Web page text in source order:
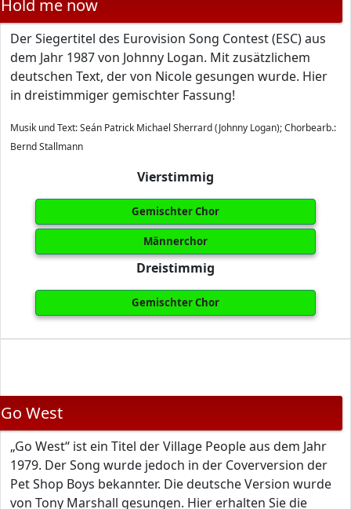
Hold me now
Der Siegertitel des Eurovision Song Contest (ESC) aus
dem Jahr 1987 von Johnny Logan. Mit zusätzlichem
deutschen Text, der von Nicole gesungen wurde. Hier
in dreistimmiger gemischter Fassung!
Musik und Text: Seán Patrick Michael Sherrard (Johnny Logan); Chorbearb.:
Bernd Stallmann
Vierstimmig
Gemischter Chor
Männerchor
Dreistimmig
Gemischter Chor
Go West
„Go West“ ist ein Titel der Village People aus dem Jahr
1979. Der Song wurde jedoch in der Coverversion der
Pet Shop Boys bekannter. Die deutsche Version wurde
von Tony Marshall gesungen. Hier erhalten Sie die